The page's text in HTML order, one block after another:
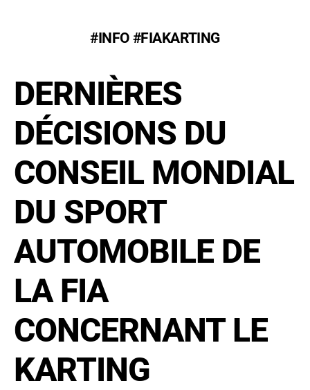
#INFO #FIAKARTING
DERNIÈRES
DÉCISIONS DU
CONSEIL MONDIAL
DU SPORT
AUTOMOBILE DE
LA FIA
CONCERNANT LE
KARTING